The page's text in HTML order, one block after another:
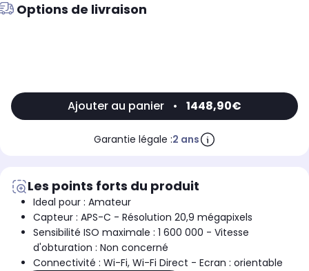
Options de livraison
Ajouter au panier • 1448,90€
Garantie légale :2 ans
Les points forts du produit
Ideal pour : Amateur
Capteur : APS-C - Résolution 20,9 mégapixels
Sensibilité ISO maximale : 1 600 000 - Vitesse
d'obturation : Non concerné
Connectivité : Wi-Fi, Wi-Fi Direct - Ecran : orientable